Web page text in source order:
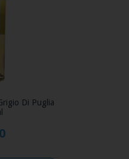
Di Puglia